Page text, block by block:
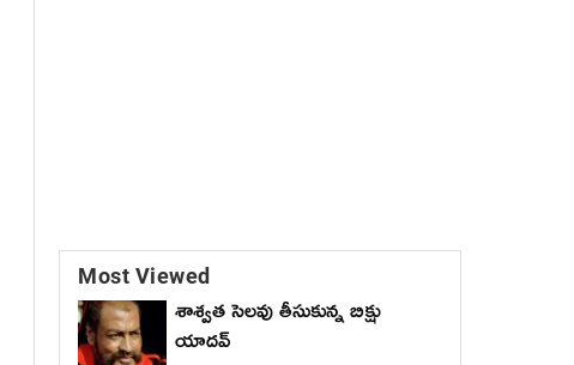
Most Viewed
శాశ్వత సెలవు తీసుకున్న బిక్షు
యాదవ్